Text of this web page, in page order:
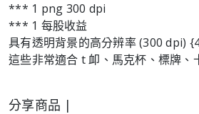
*** 1 png 300 dpi
*** 1 每股收益
具有透明背景的高分辨率 (300 dpi)
這些非常適合 t 卹、馬克杯、標牌、
分享商品 |